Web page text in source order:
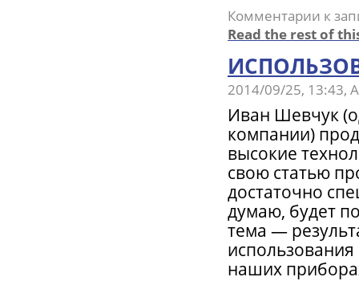
Комментарии к
Read the rest of
2014/09/25, 13:43,
Иван Шевчук
компании)
высокие
свою статью
достаточно
думаю, будет
тема —
наших